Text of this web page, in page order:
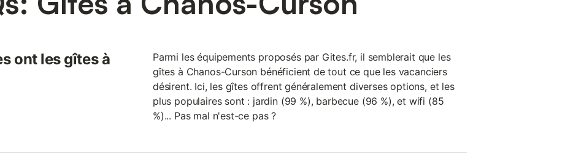
ont les gîtes à
Parmi les équipements proposés par Gites.fr, il semblerait que les
gîtes à Chanos-Curson bénéficient de tout ce que les vacanciers
désirent. Ici, les gîtes offrent généralement diverses options, et les
plus populaires sont : jardin (99 %), barbecue (96 %), et wifi (85
%)... Pas mal n'est-ce pas ?